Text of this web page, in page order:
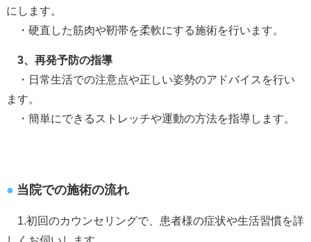
にします。
・硬直した筋肉や靭帯を柔軟にする施術を行います。
3、再発予防の指導
・日常生活での注意点や正しい姿勢のアドバイスを行い
ます。
・簡単にできるストレッチや運動の方法を指導します。
当院での施術の流れ
1.初回のカウンセリングで、患者様の症状や生活習慣を詳